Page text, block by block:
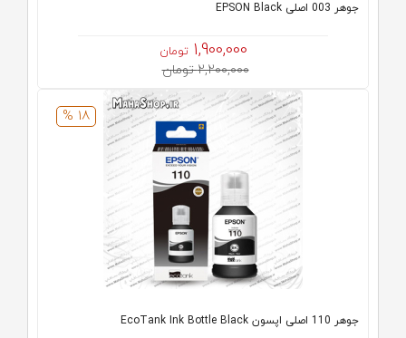
جوهر 003 اصلی EPSON Black
1,900,000 تومان
2,200,000 تومان
18 %
جوهر 110 اصلی اپسون EcoTank Ink Bottle Black